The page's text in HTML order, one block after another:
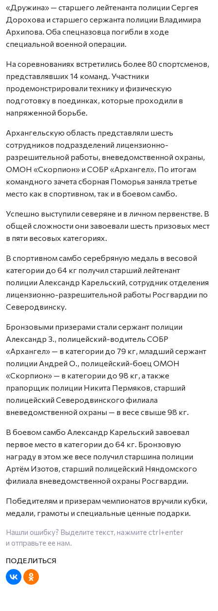
«Дружина» — старшего лейтенанта полиции Сергея
Дорохова и старшего сержанта полиции Владимира
Архипова. Оба спецназовца погибли в ходе
специальной военной операции.
На соревнованиях встретились более 80 спортсменов,
представлявших 14 команд. Участники
продемонстрировали технику и физическую
подготовку в поединках, которые проходили в
напряженной борьбе.
Архангельскую область представляли шесть
сотрудников подразделений лицензионно-
разрешительной работы, вневедомственной охраны,
ОМОН «Скорпион» и СОБР «Архангел». По итогам
командного зачета сборная Поморья заняла третье
место как в спортивном, так и в боевом самбо.
Успешно выступили северяне и в личном первенстве. В
общей сложности они завоевали шесть призовых мест
в пяти весовых категориях.
В спортивном самбо серебряную медаль в весовой
категории до 64 кг получил старший лейтенант
полиции Александр Карельский, сотрудник отделения
лицензионно-разрешительной работы Росгвардии по
Северодвинску.
Бронзовыми призерами стали сержант полиции
Александр З., полицейский-водитель СОБР
«Архангел» — в категории до 79 кг, младший сержант
полиции Андрей О., полицейский-боец ОМОН
«Скорпион» — в категории до 98 кг, а также
прапорщик полиции Никита Пермяков, старший
полицейский Северодвинского филиала
вневедомственной охраны — в весе свыше 98 кг.
В боевом самбо Александр Карельский завоевал
первое место в категории до 64 кг. Бронзовую
награду в этом же весе получил старшина полиции
Артём Изотов, старший полицейский Няндомского
филиала вневедомственной охраны Росгвардии.
Победителям и призерам чемпионатов вручили кубки,
медали, грамоты и специальные ценные подарки.
Нашли ошибку? Выделите текст, нажмите ctrl+enter
и отправьте ее нам.